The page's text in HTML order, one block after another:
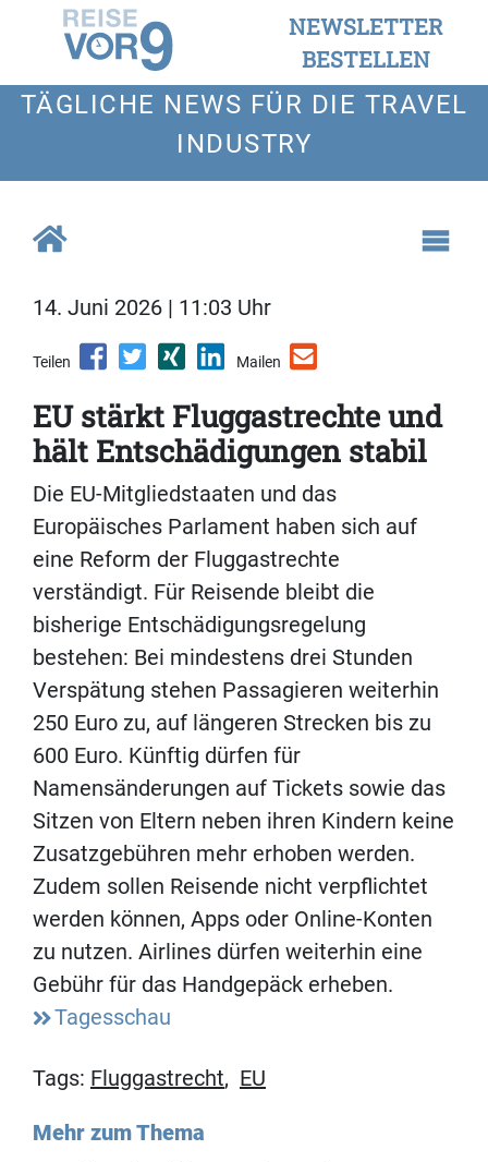
NEWSLETTER
BESTELLEN
TÄGLICHE NEWS FÜR DIE TRAVEL
INDUSTRY
14. Juni 2026 | 11:03 Uhr
Teilen Mailen
EU stärkt Fluggastrechte und
hält Entschädigungen stabil
Die EU-Mitgliedstaaten und das
Europäisches Parlament haben sich auf
eine Reform der Fluggastrechte
verständigt. Für Reisende bleibt die
bisherige Entschädigungsregelung
bestehen: Bei mindestens drei Stunden
Verspätung stehen Passagieren weiterhin
250 Euro zu, auf längeren Strecken bis zu
600 Euro. Künftig dürfen für
Namensänderungen auf Tickets sowie das
Sitzen von Eltern neben ihren Kindern keine
Zusatzgebühren mehr erhoben werden.
Zudem sollen Reisende nicht verpflichtet
werden können, Apps oder Online-Konten
zu nutzen. Airlines dürfen weiterhin eine
Gebühr für das Handgepäck erheben.
Tagesschau
Tags: Fluggastrecht, EU
Mehr zum Thema